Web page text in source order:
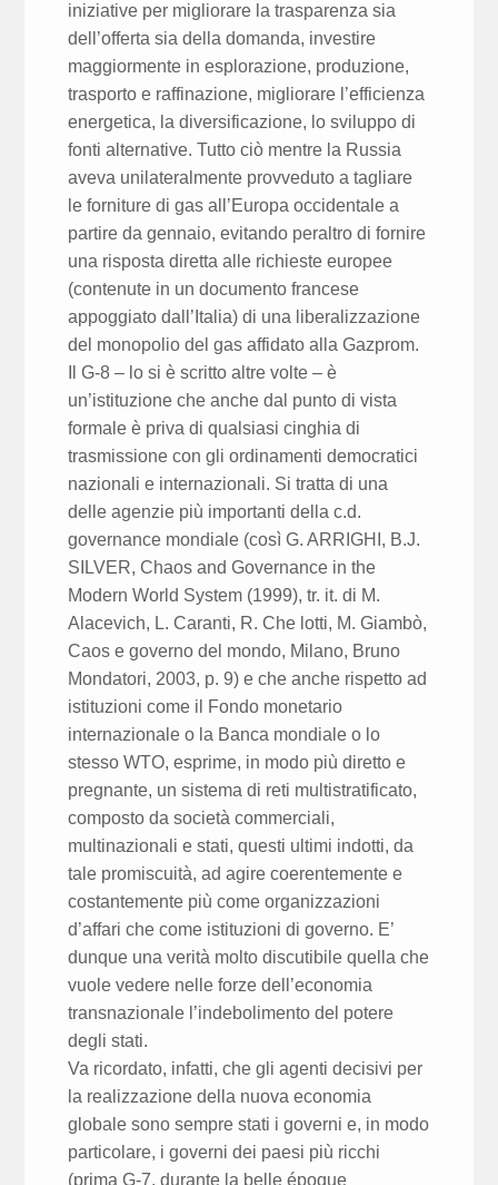
iniziative per migliorare la trasparenza sia
dell’offerta sia della domanda, investire
maggiormente in esplorazione, produzione,
trasporto e raffinazione, migliorare l’efficienza
energetica, la diversificazione, lo sviluppo di
fonti alternative. Tutto ciò mentre la Russia
aveva unilateralmente provveduto a tagliare
le forniture di gas all’Europa occidentale a
partire da gennaio, evitando peraltro di fornire
una risposta diretta alle richieste europee
(contenute in un documento francese
appoggiato dall’Italia) di una liberalizzazione
del monopolio del gas affidato alla Gazprom.
Il G-8 – lo si è scritto altre volte – è
un’istituzione che anche dal punto di vista
formale è priva di qualsiasi cinghia di
trasmissione con gli ordinamenti democratici
nazionali e internazionali. Si tratta di una
delle agenzie più importanti della c.d.
governance mondiale (così G. ARRIGHI, B.J.
SILVER, Chaos and Governance in the
Modern World System (1999), tr. it. di M.
Alacevich, L. Caranti, R. Che lotti, M. Giambò,
Caos e governo del mondo, Milano, Bruno
Mondatori, 2003, p. 9) e che anche rispetto ad
istituzioni come il Fondo monetario
internazionale o la Banca mondiale o lo
stesso WTO, esprime, in modo più diretto e
pregnante, un sistema di reti multistratificato,
composto da società commerciali,
multinazionali e stati, questi ultimi indotti, da
tale promiscuità, ad agire coerentemente e
costantemente più come organizzazioni
d’affari che come istituzioni di governo. E’
dunque una verità molto discutibile quella che
vuole vedere nelle forze dell’economia
transnazionale l’indebolimento del potere
degli stati.
Va ricordato, infatti, che gli agenti decisivi per
la realizzazione della nuova economia
globale sono sempre stati i governi e, in modo
particolare, i governi dei paesi più ricchi
(prima G-7, durante la belle époque